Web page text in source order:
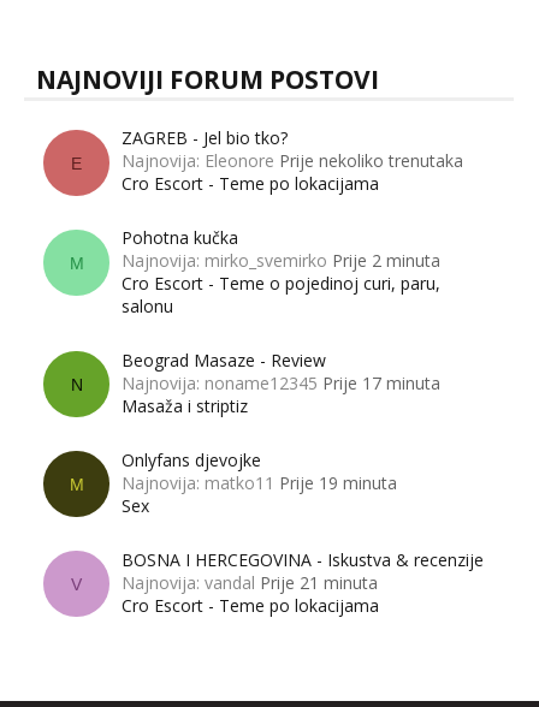
NAJNOVIJI FORUM POSTOVI
E
ZAGREB - Jel bio tko?
Najnovija: Eleonore Prije nekoliko trenutaka
Cro Escort - Teme po lokacijama
M
Pohotna kučka
Najnovija: mirko_svemirko Prije 2 minuta
Cro Escort - Teme o pojedinoj curi, paru,
salonu
N
Beograd Masaze - Review
Najnovija: noname12345 Prije 17 minuta
Masaža i striptiz
M
Onlyfans djevojke
Najnovija: matko11 Prije 19 minuta
Sex
V
BOSNA I HERCEGOVINA - Iskustva & recenzije
Najnovija: vandal Prije 21 minuta
Cro Escort - Teme po lokacijama